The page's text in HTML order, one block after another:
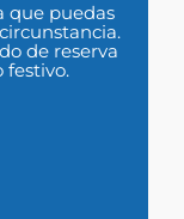
que puedas
de reserva
festivo.